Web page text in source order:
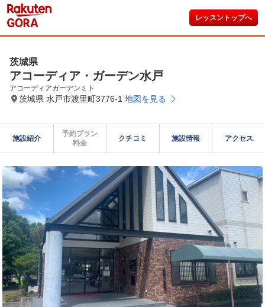
レッスントップへ
茨城県
アコーディア・ガーデン水戸
アコーディアガーデンミト
茨城県 水戸市渡里町3776-1 地図を見る
施設紹介
予約プラン
料金
クチコミ 施設情報 アクセス